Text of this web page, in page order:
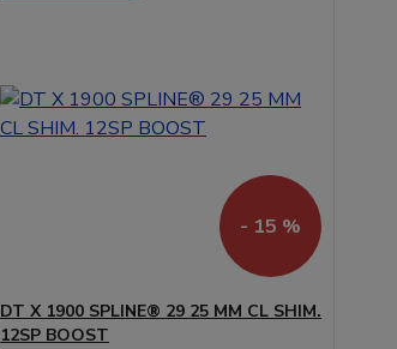
- 15 %
DT X 1900 SPLINE® 29 25 MM CL SHIM.
12SP BOOST